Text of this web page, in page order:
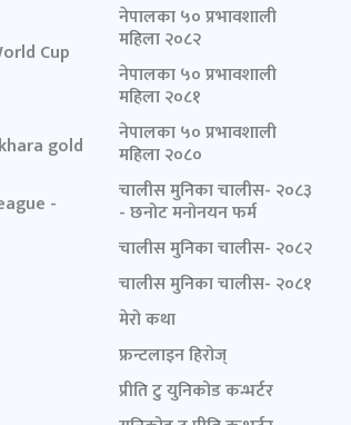
Cup
gold
-
नेपालका ५० प्रभावशाली
महिला २०८२
नेपालका ५० प्रभावशाली
महिला २०८१
नेपालका ५० प्रभावशाली
महिला २०८०
चालीस मुनिका चालीस- २०८३
- छनोट मनोनयन फर्म
चालीस मुनिका चालीस- २०८२
चालीस मुनिका चालीस- २०८१
मेरो कथा
फ्रन्टलाइन हिरोज्
प्रीति टु युनिकोड कन्भर्टर